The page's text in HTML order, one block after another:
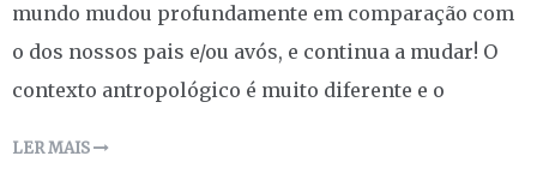
mundo mudou profundamente em comparação com
o dos nossos pais e/ou avós, e continua a mudar! O
contexto antropológico é muito diferente e o
LER MAIS